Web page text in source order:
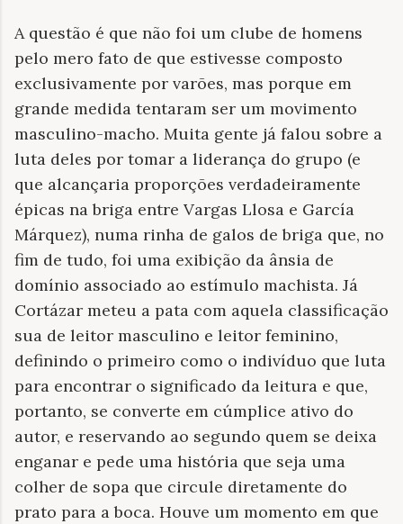
A questão é que não foi um clube de homens
pelo mero fato de que estivesse composto
exclusivamente por varões, mas porque em
grande medida tentaram ser um movimento
masculino-macho. Muita gente já falou sobre a
luta deles por tomar a liderança do grupo (e
que alcançaria proporções verdadeiramente
épicas na briga entre Vargas Llosa e García
Márquez), numa rinha de galos de briga que, no
fim de tudo, foi uma exibição da ânsia de
domínio associado ao estímulo machista. Já
Cortázar meteu a pata com aquela classificação
sua de leitor masculino e leitor feminino,
definindo o primeiro como o indivíduo que luta
para encontrar o significado da leitura e que,
portanto, se converte em cúmplice ativo do
autor, e reservando ao segundo quem se deixa
enganar e pede uma história que seja uma
colher de sopa que circule diretamente do
prato para a boca. Houve um momento em que